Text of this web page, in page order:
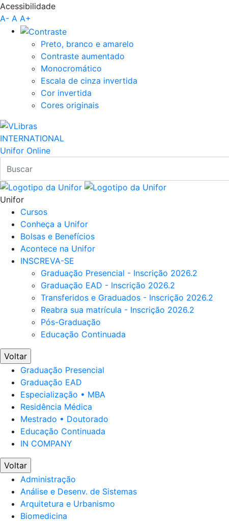
Pular para o Conteúdo principal
Acessibilidade
A- A A+
Preto, branco e amarelo
Contraste aumentado
Monocromático
Escala de cinza invertida
Cor invertida
Cores originais
INTERNATIONAL
Unifor Online
Unifor
Cursos
Conheça a Unifor
Bolsas e Benefícios
Acontece na Unifor
INSCREVA-SE
Graduação Presencial - Inscrição 2026.2
Graduação EAD - Inscrição 2026.2
Transferidos e Graduados - Inscrição 2026.2
Reabra sua matrícula - Inscrição 2026.2
Pós-Graduação
Educação Continuada
Voltar
Graduação Presencial
Graduação EAD
Especialização • MBA
Residência Médica
Mestrado • Doutorado
Educação Continuada
IN COMPANY
Voltar
Administração
Análise e Desenv. de Sistemas
Arquitetura e Urbanismo
Biomedicina